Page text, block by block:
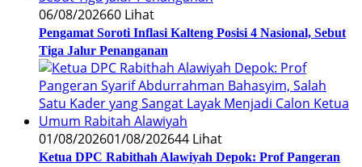
06/08/202660 Lihat
Pengamat Soroti Inflasi Kalteng Posisi 4 Nasional, Sebut
Tiga Jalur Penanganan
01/08/202601/08/202644 Lihat
Ketua DPC Rabithah Alawiyah Depok: Prof Pangeran